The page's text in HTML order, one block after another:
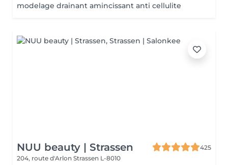
modelage drainant amincissant anti cellulite
NUU beauty | Strassen
425
204, route d'Arlon Strassen L-8010